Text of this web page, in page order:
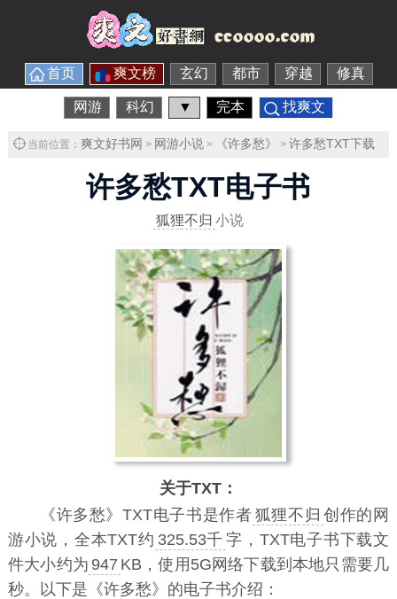
首页 爽文榜 玄幻 都市 穿越 修真
网游 科幻 ▼ 完本 找爽文
当前位置： 爽文好书网 > 网游小说> 《许多愁》 > 许多愁TXT下载
许多愁TXT电子书
狐狸不归 小说
关于TXT：
《许多愁》TXT电子书是作者 狐狸不归 创作的网
游小说，全本TXT约 325.53千 字，TXT电子书下载文
件大小约为 947 KB，使用5G网络下载到本地只需要几
秒。以下是《许多愁》的电子书介绍：